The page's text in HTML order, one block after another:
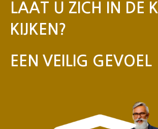
LAAT U ZICH IN DE
KIJKEN?
EEN VEILIG GEVOEL